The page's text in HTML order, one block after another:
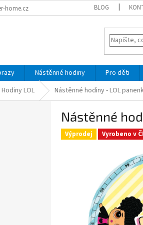
home.cz BLOG
Nástěnné hodiny Pro děti
Hodiny LOL Nástěnné hodiny - LOL
Nástěnné
Výprodej Vyrobeno v